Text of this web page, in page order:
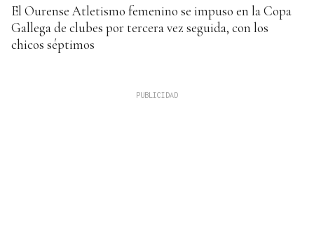
El Ourense Atletismo femenino se impuso en la Copa
Gallega de clubes por tercera vez seguida, con los
chicos séptimos